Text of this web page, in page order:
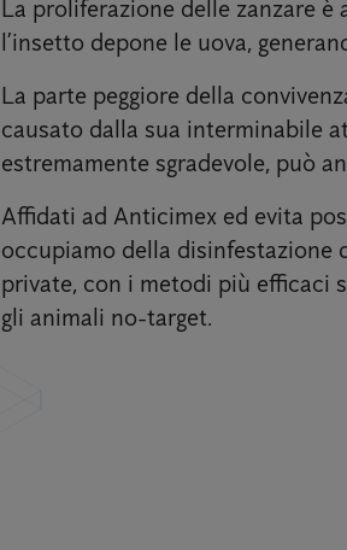
La proliferazione delle zanzare è
l’insetto depone le uova,
La parte peggiore della
causato dalla sua interminabile
estremamente sgradevole, può
Affidati ad Anticimex ed evita
occupiamo della disinfestazione
private, con i metodi più efficaci
gli animali no-target.